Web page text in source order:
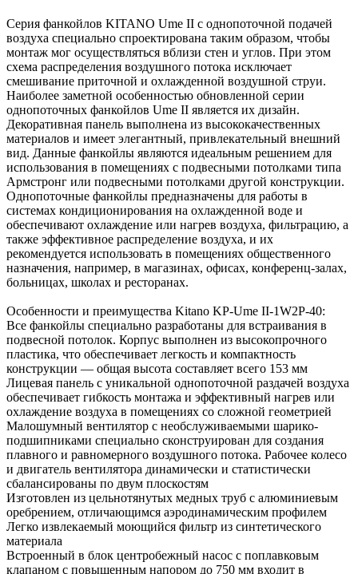
Серия фанкойлов KITANO Ume II с однопоточной подачей
воздуха специально спроектирована таким образом, чтобы
монтаж мог осуществляться вблизи стен и углов. При этом
схема распределения воздушного потока исключает
смешивание приточной и охлажденной воздушной струи.
Наиболее заметной особенностью обновленной серии
однопоточных фанкойлов Ume II является их дизайн.
Декоративная панель выполнена из высококачественных
материалов и имеет элегантный, привлекательный внешний
вид. Данные фанкойлы являются идеальным решением для
использования в помещениях с подвесными потолками типа
Армстронг или подвесными потолками другой конструкции.
Однопоточные фанкойлы предназначены для работы в
системах кондиционирования на охлажденной воде и
обеспечивают охлаждение или нагрев воздуха, фильтрацию, а
также эффективное распределение воздуха, и их
рекомендуется использовать в помещениях общественного
назначения, например, в магазинах, офисах, конференц-залах,
больницах, школах и ресторанах.
Особенности и преимущества Kitano KP-Ume II-1W2P-40:
Все фанкойлы специально разработаны для встраивания в
подвесной потолок. Корпус выполнен из высокопрочного
пластика, что обеспечивает легкость и компактность
конструкции — общая высота составляет всего 153 мм
Лицевая панель с уникальной однопоточной раздачей воздуха
обеспечивает гибкость монтажа и эффективный нагрев или
охлаждение воздуха в помещениях со сложной геометрией
Малошумный вентилятор с необслуживаемыми шарико-
подшипниками специально сконструирован для создания
плавного и равномерного воздушного потока. Рабочее колесо
и двигатель вентилятора динамически и статистически
сбалансированы по двум плоскостям
Изготовлен из цельнотянутых медных труб с алюминиевым
оребрением, отличающимся аэродинамическим профилем
Легко извлекаемый моющийся фильтр из синтетического
материала
Встроенный в блок центробежный насос с поплавковым
клапаном с повышенным напором до 750 мм входит в